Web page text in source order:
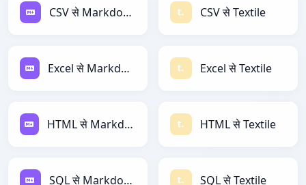
CSV से Markdown CSV से Textile
Excel से Markdown Excel से Textile
HTML से Markdown HTML से Textile
SQL से Markdown SQL से Textile